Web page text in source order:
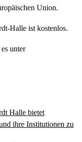
Union.
Halle ist kostenlos.
unter
Halle bietet
ihre Institutionen zu